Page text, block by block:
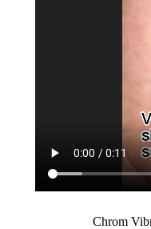
Chrom